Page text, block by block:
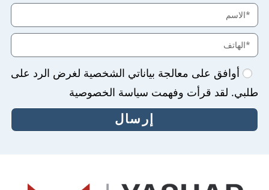
أوافق على معالجة بياناتي الشخصية لغرض الرد على
طلبي. لقد قرأت وفهمت سياسة الخصوصية
إرسال